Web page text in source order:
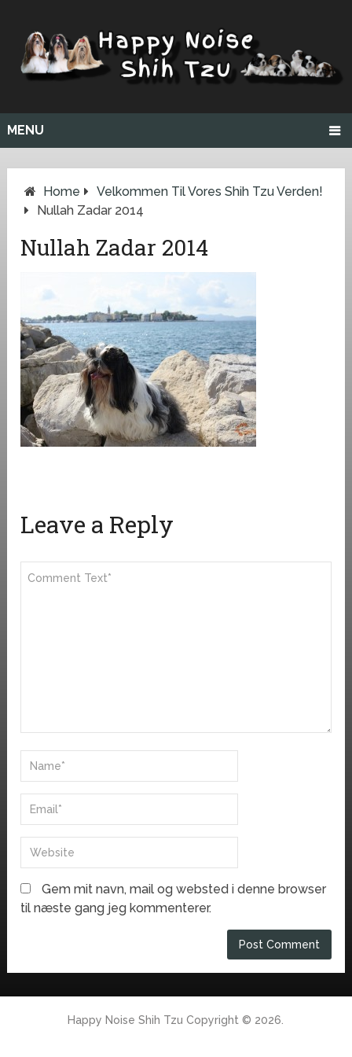
MENU
Home
Velkommen Til Vores Shih Tzu Verden!
Nullah Zadar 2014
Nullah Zadar 2014
Leave a Reply
Gem mit navn, mail og websted i denne browser
til næste gang jeg kommenterer.
Happy Noise Shih Tzu Copyright © 2026.